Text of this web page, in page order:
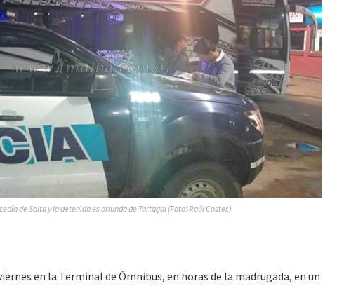
de Salta y la detenida es oriunda de Tartagal (Foto: Raúl Costes)
en la Terminal de Ómnibus, en horas de la madrugada, en un